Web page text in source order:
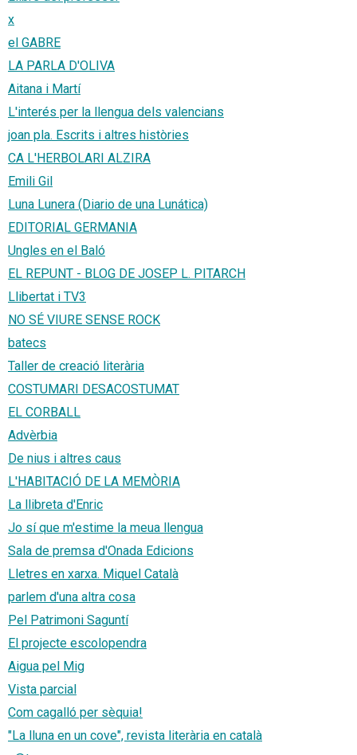
x
el GABRE
LA PARLA D'OLIVA
Aitana i Martí
L'interés per la llengua dels valencians
joan pla. Escrits i altres històries
CA L'HERBOLARI ALZIRA
Emili Gil
Luna Lunera (Diario de una Lunática)
EDITORIAL GERMANIA
Ungles en el Baló
EL REPUNT - BLOG DE JOSEP L. PITARCH
Llibertat i TV3
NO SÉ VIURE SENSE ROCK
batecs
Taller de creació literària
COSTUMARI DESACOSTUMAT
EL CORBALL
Advèrbia
De nius i altres caus
L'HABITACIÓ DE LA MEMÒRIA
La llibreta d'Enric
Jo sí que m'estime la meua llengua
Sala de premsa d'Onada Edicions
Lletres en xarxa. Miquel Català
parlem d'una altra cosa
Pel Patrimoni Saguntí
El projecte escolopendra
Aigua pel Mig
Vista parcial
Com cagalló per sèquia!
"La lluna en un cove", revista literària en català